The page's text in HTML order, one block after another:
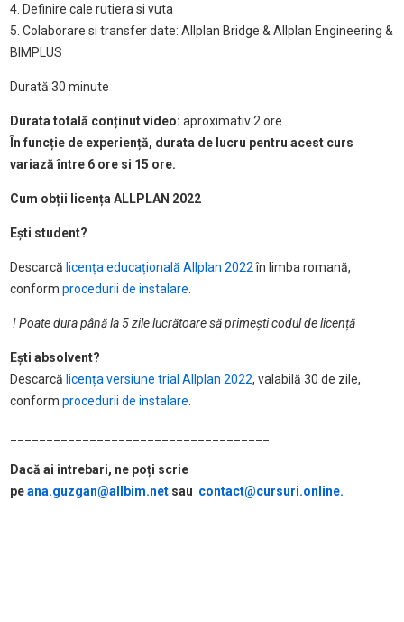
4. Definire cale rutiera si vuta
5. Colaborare si transfer date: Allplan Bridge & Allplan Engineering &
BIMPLUS
Durată:30 minute
Durata totală conținut video: aproximativ 2 ore
În funcție de experiență, durata de lucru pentru acest curs
variază între 6 ore si 15 ore.
Cum obții licența ALLPLAN 2022
Ești student?
Descarcă licența educațională Allplan 2022în limba romană,
conform procedurii de instalare
! Poate dura până la 5 zile lucrătoare să primești codul de licență
Ești absolvent?
Descarcă licența versiune trial Allplan 2022, valabilă 30 de zile,
conform procedurii de instalare
Dacă ai intrebari, ne poți scrie
peana.guzgan@allbim.netsau contact@cursuri.online.